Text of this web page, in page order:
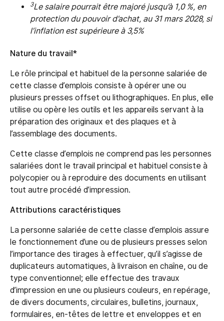
3Le salaire pourrait être majoré jusqu’à 1,0 %, en
protection du pouvoir d’achat, au 31 mars 2028, si
l’inflation est supérieure à 3,5%
Nature du travail*
Le rôle principal et habituel de la personne salariée de
cette classe d’emplois consiste à opérer une ou
plusieurs presses offset ou lithographiques. En plus, elle
utilise ou opère les outils et les appareils servant à la
préparation des originaux et des plaques et à
l’assemblage des documents.
Cette classe d’emplois ne comprend pas les personnes
salariées dont le travail principal et habituel consiste à
polycopier ou à reproduire des documents en utilisant
tout autre procédé d’impression.
Attributions caractéristiques
La personne salariée de cette classe d’emplois assure
le fonctionnement d’une ou de plusieurs presses selon
l’importance des tirages à effectuer, qu’il s’agisse de
duplicateurs automatiques, à livraison en chaîne, ou de
type conventionnel; elle effectue des travaux
d’impression en une ou plusieurs couleurs, en repérage,
de divers documents, circulaires, bulletins, journaux,
formulaires, en-têtes de lettre et enveloppes et en